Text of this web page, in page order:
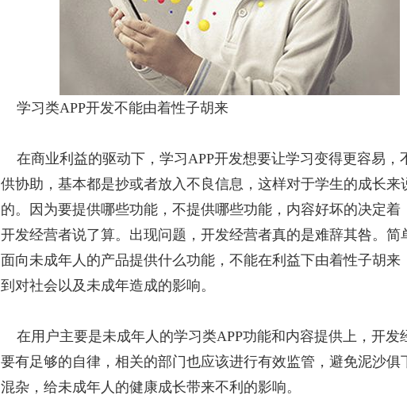
学习类APP开发不能由着性子胡来
在商业利益的驱动下，学习APP开发想要让学习变得更容易，
供协助，基本都是抄或者放入不良信息，这样对于学生的成长来
的。因为要提供哪些功能，不提供哪些功能，内容好坏的决定着
开发经营者说了算。出现问题，开发经营者真的是难辞其咎。简
面向未成年人的产品提供什么功能，不能在利益下由着性子胡来
到对社会以及未成年造成的影响。
在用户主要是未成年人的学习类APP功能和内容提供上，开发
要有足够的自律，相关的部门也应该进行有效监管，避免泥沙俱
混杂，给未成年人的健康成长带来不利的影响。